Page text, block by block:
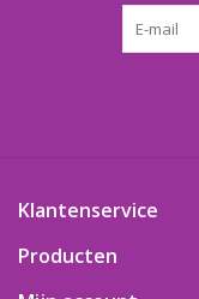
Klantenservice
Producten